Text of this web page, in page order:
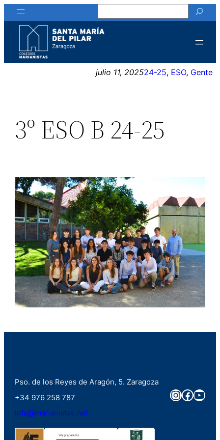
Saltar
al
contenido
julio 11, 202524-25, ESO, Gente
3º ESO B 24-25
Pso. de los Reyes de Aragón, 5. Zaragoza
+34 976 258 787
info@marianistas.net